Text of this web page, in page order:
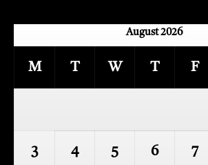
August 2026
M T W T F
3 4 5 6 7